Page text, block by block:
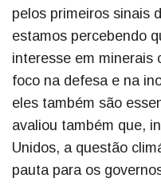
pelos primeiros sinais
estamos percebendo
interesse em minerais
foco na defesa e na
eles também são
avaliou também que,
Unidos, a questão
pauta para os